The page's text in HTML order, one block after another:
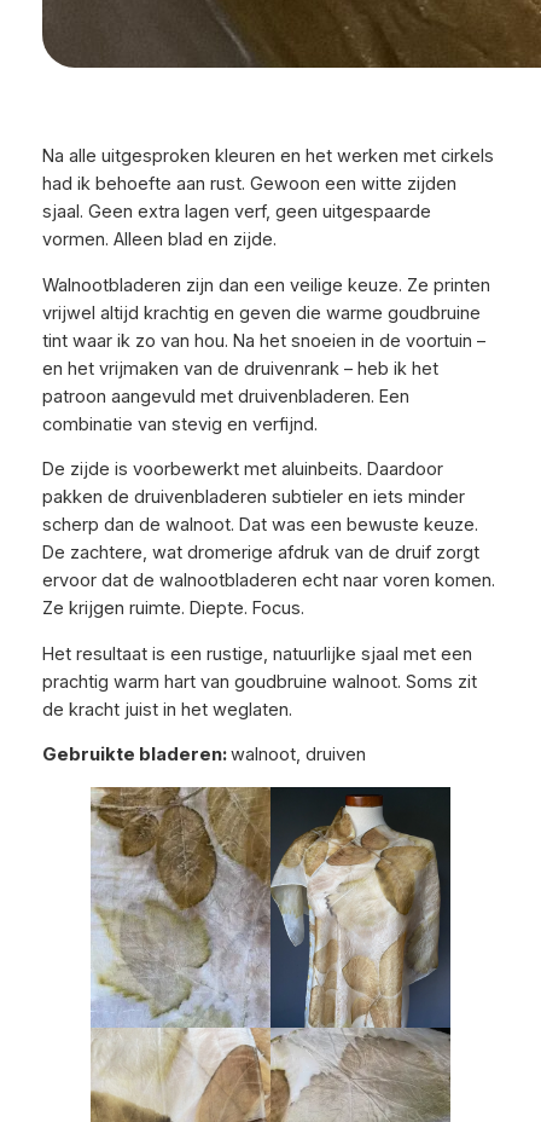
Na alle uitgesproken kleuren en het werken met cirkels
had ik behoefte aan rust. Gewoon een witte zijden
sjaal. Geen extra lagen verf, geen uitgespaarde
vormen. Alleen blad en zijde.
Walnootbladeren zijn dan een veilige keuze. Ze printen
vrijwel altijd krachtig en geven die warme goudbruine
tint waar ik zo van hou. Na het snoeien in de voortuin –
en het vrijmaken van de druivenrank – heb ik het
patroon aangevuld met druivenbladeren. Een
combinatie van stevig en verfijnd.
De zijde is voorbewerkt met aluinbeits. Daardoor
pakken de druivenbladeren subtieler en iets minder
scherp dan de walnoot. Dat was een bewuste keuze.
De zachtere, wat dromerige afdruk van de druif zorgt
ervoor dat de walnootbladeren echt naar voren komen.
Ze krijgen ruimte. Diepte. Focus.
Het resultaat is een rustige, natuurlijke sjaal met een
prachtig warm hart van goudbruine walnoot. Soms zit
de kracht juist in het weglaten.
Gebruikte bladeren:walnoot, druiven